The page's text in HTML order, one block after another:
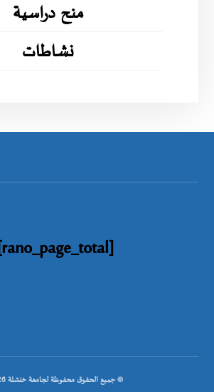
منح دراسية
نشاطات
[rano_page_total]
© جميع الحقوق محفوظة لجامعة خنشلة 2026.